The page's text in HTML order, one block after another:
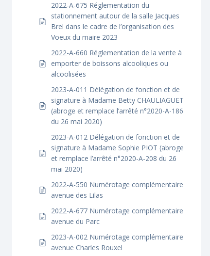
2022-A-675 Réglementation du
stationnement autour de la salle Jacques
Brel dans le cadre de l’organisation des
Voeux du maire 2023
2022-A-660 Réglementation de la vente à
emporter de boissons alcooliques ou
alcoolisées
2023-A-011 Délégation de fonction et de
signature à Madame Betty CHAULIAGUET
(abroge et remplace l’arrêté n°2020-A-186
du 26 mai 2020)
2023-A-012 Délégation de fonction et de
signature à Madame Sophie PIOT (abroge
et remplace l’arrêté n°2020-A-208 du 26
mai 2020)
2022-A-550 Numérotage complémentaire
avenue des Lilas
2022-A-677 Numérotage complémentaire
avenue du Parc
2023-A-002 Numérotage complémentaire
avenue Charles Rouxel